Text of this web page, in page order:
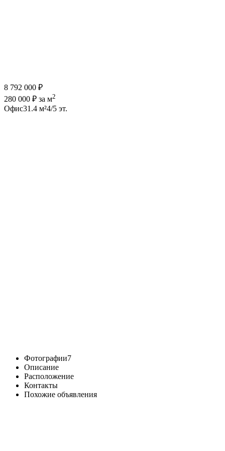
8 792 000 ₽
280 000 ₽ за м2
Офис31.4 м²4/5 эт.
Фотографии7
Описание
Расположение
Контакты
Похожие объявления